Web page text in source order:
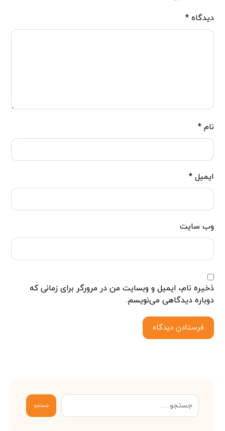
دیدگاه*
نام*
ایمیل*
وب‌ سایت
ذخیره نام، ایمیل و وبسایت من در مرورگر برای زمانی که
دوباره دیدگاهی می‌نویسم.
فرستادن دیدگاه
جستجو